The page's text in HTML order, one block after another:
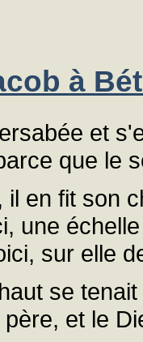
à
et
que le
il en fit son
une
sur elle
se
et le